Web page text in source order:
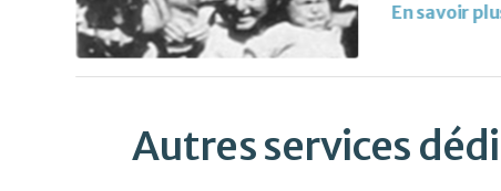
En savoir
Autres services